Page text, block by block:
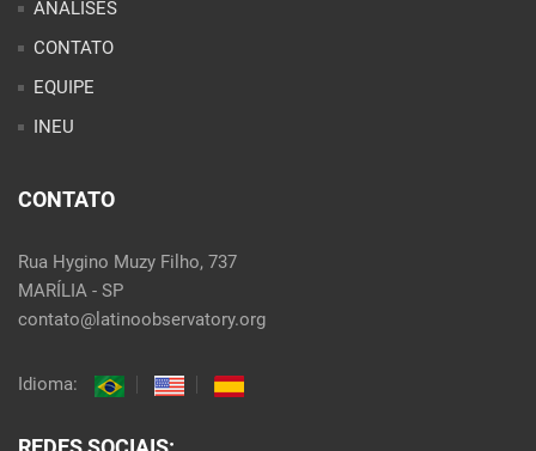
ANÁLISES
CONTATO
EQUIPE
INEU
CONTATO
Rua Hygino Muzy Filho, 737
MARÍLIA - SP
contato@latinoobservatory.org
Idioma: